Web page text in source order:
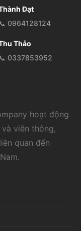
Đạt
0964128124
Thảo
0337853952
hoạt động
viễn thông,
quan đến